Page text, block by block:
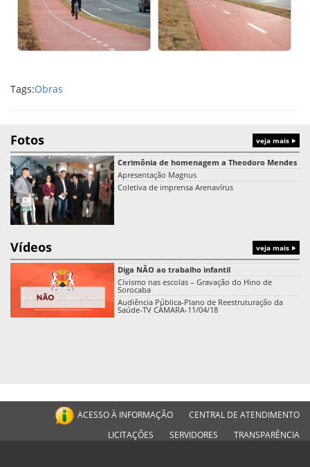
Tags:Obras
Fotos veja mais
Cerimônia de homenagem a Theodoro Mendes
Apresentação Magnus
Coletiva de imprensa Arenavírus
Vídeos veja mais
Diga NÃO ao trabalho infantil
Civismo nas escolas – Gravação do Hino de
Sorocaba
Audiência Pública-Plano de Reestruturação da
Saúde-TV CÂMARA-11/04/18
ACESSO À INFORMAÇÃO
CENTRAL DE ATENDIMENTO
LICITAÇÕES
SERVIDORES TRANSPARÊNCIA